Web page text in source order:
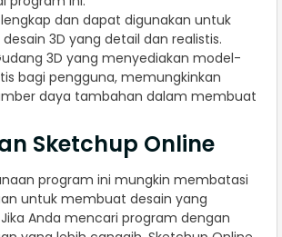
dan dapat digunakan untuk
3D yang detail dan realistis.
3D yang menyediakan model-
bagi pengguna, memungkinkan
daya tambahan dalam membuat
Sketchup Online
program ini mungkin membatasi
untuk membuat desain yang
Anda mencari program dengan